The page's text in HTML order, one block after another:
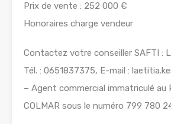
Prix de vente : 252 000 €
Honoraires charge vendeur
Contactez votre conseiller SAFTI :
Tél. : 0651837375, E-mail :
– Agent commercial immatriculé au
COLMAR sous le numéro 799 780